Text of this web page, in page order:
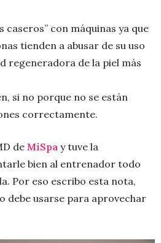
caseros” con máquinas ya que
tienden a abusar de su uso
regeneradora de la piel más
si no porque no se están
correctamente.
de MiSpa y tuve la
bien al entrenador todo
Por eso escribo esta nota,
debe usarse para aprovechar